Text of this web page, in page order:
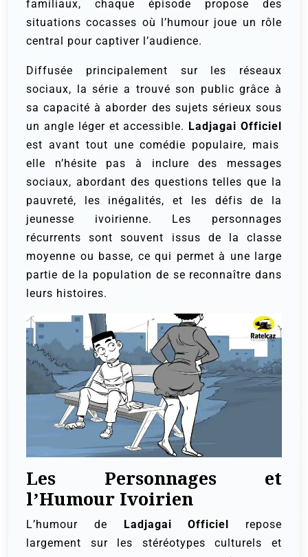
familiaux, chaque épisode propose des
situations cocasses où l’humour joue un rôle
central pour captiver l’audience.
Diffusée principalement sur les réseaux
sociaux, la série a trouvé son public grâce à
sa capacité à aborder des sujets sérieux sous
un angle léger et accessible. Ladjagai Officiel
est avant tout une comédie populaire, mais
elle n’hésite pas à inclure des messages
sociaux, abordant des questions telles que la
pauvreté, les inégalités, et les défis de la
jeunesse ivoirienne. Les personnages
récurrents sont souvent issus de la classe
moyenne ou basse, ce qui permet à une large
partie de la population de se reconnaître dans
leurs histoires.
Les Personnages et
l’Humour Ivoirien
L’humour de Ladjagai Officiel repose
largement sur les stéréotypes culturels et